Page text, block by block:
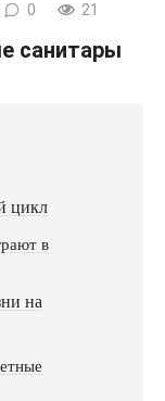
0 21
санитары
цикл
в
на